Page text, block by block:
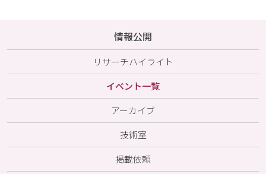
情報公開
リサーチハイライト
イベント一覧
アーカイブ
技術室
掲載依頼